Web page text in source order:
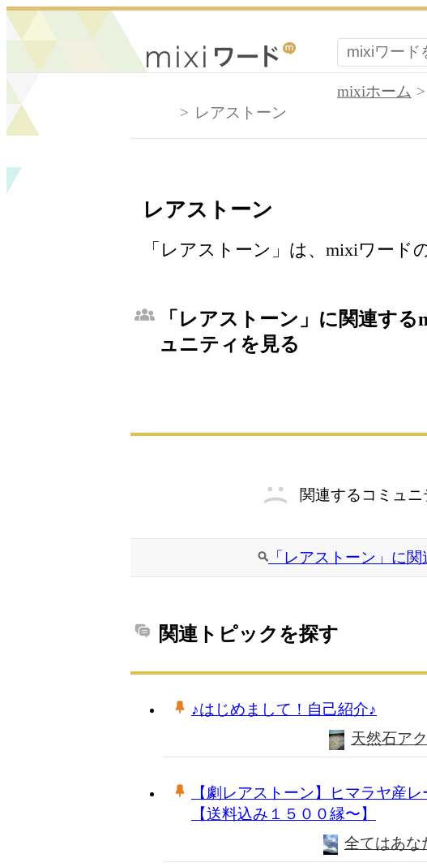
mixiホーム
レアストーン
レアストーン
「レアストーン」は、mixiワード
「レアストーン」に関連する
ュニティを見る
関連するコミュ
「レアストーン」に
関連トピックを探す
♪はじめまして！自己紹介♪
天然石ア
【劇レアストーン】ヒマラヤ産
【送料込み１５００縁〜】
全てはあな